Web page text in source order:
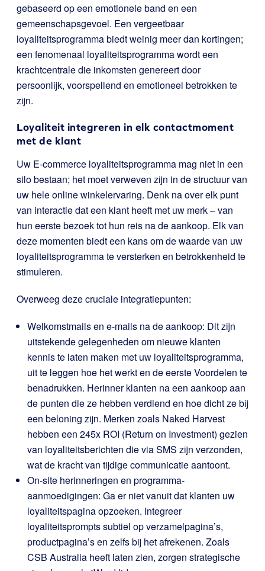
gebaseerd op een emotionele band en een
gemeenschapsgevoel. Een vergeetbaar
loyaliteitsprogramma biedt weinig meer dan kortingen;
een fenomenaal loyaliteitsprogramma wordt een
krachtcentrale die inkomsten genereert door
persoonlijk, voorspellend en emotioneel betrokken te
zijn.
Loyaliteit integreren in elk contactmoment
met de klant
Uw E-commerce loyaliteitsprogramma mag niet in een
silo bestaan; het moet verweven zijn in de structuur van
uw hele online winkelervaring. Denk na over elk punt
van interactie dat een klant heeft met uw merk – van
hun eerste bezoek tot hun reis na de aankoop. Elk van
deze momenten biedt een kans om de waarde van uw
loyaliteitsprogramma te versterken en betrokkenheid te
stimuleren.
Overweeg deze cruciale integratiepunten:
Welkomstmails en e-mails na de aankoop: Dit zijn
uitstekende gelegenheden om nieuwe klanten
kennis te laten maken met uw loyaliteitsprogramma,
uit te leggen hoe het werkt en de eerste Voordelen te
benadrukken. Herinner klanten na een aankoop aan
de punten die ze hebben verdiend en hoe dicht ze bij
een beloning zijn. Merken zoals Naked Harvest
hebben een 245x ROI (Return on Investment) gezien
van loyaliteitsberichten die via SMS zijn verzonden,
wat de kracht van tijdige communicatie aantoont.
On-site herinneringen en programma-
aanmoedigingen: Ga er niet vanuit dat klanten uw
loyaliteitspagina opzoeken. Integreer
loyaliteitsprompts subtiel op verzamelpagina’s,
productpagina’s en zelfs bij het afrekenen. Zoals
CSB Australia heeft laten zien, zorgen strategische